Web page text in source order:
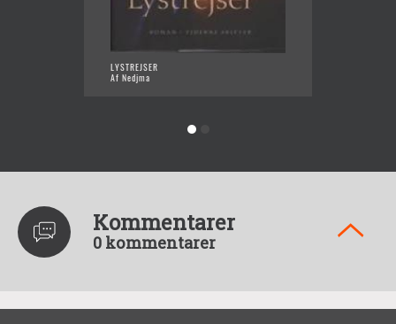
LYSTREJSER
Af Nedjma
Kommentarer
0 kommentarer